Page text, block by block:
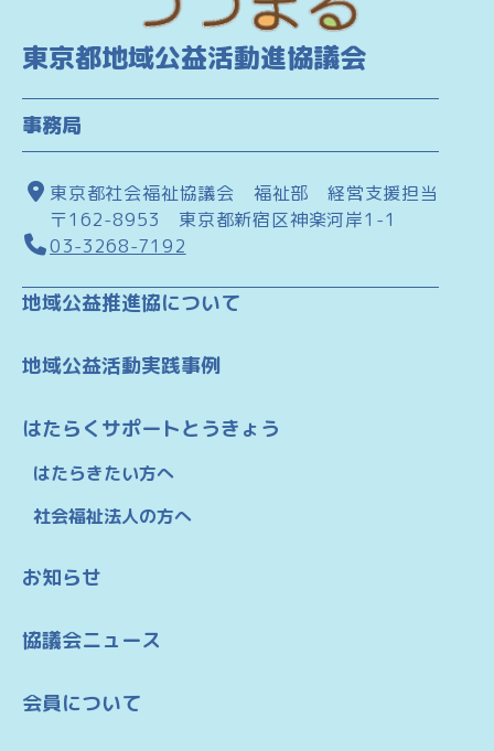
東京都地域公益活動進協議会
事務局
東京都社会福祉協議会 福祉部 経営支援担当
〒162-8953 東京都新宿区神楽河岸1-1
03-3268-7192
地域公益推進協について
地域公益活動実践事例
はたらくサポートとうきょう
はたらきたい方へ
社会福祉法人の方へ
お知らせ
協議会ニュース
会員について